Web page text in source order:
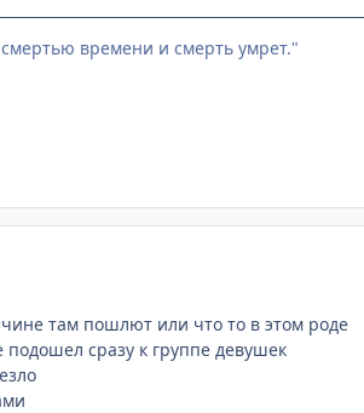
времени и смерть умрет."
там пошлют или что то в этом роде
подошел сразу к группе девушек